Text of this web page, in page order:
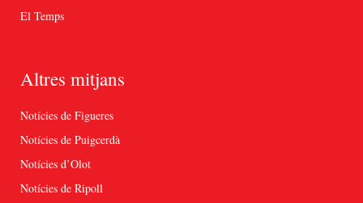
El Temps
Altres mitjans
Notícies de Figueres
Notícies de Puigcerdà
Notícies d’Olot
Notícies de Ripoll